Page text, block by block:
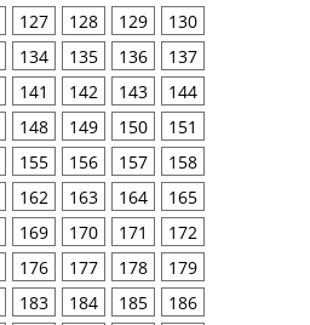
127 128 129
130
134 135 136
137
141 142 143
144
148 149 150
151
155 156 157
158
162 163 164
165
169 170 171
172
176 177 178
179
183 184 185
186